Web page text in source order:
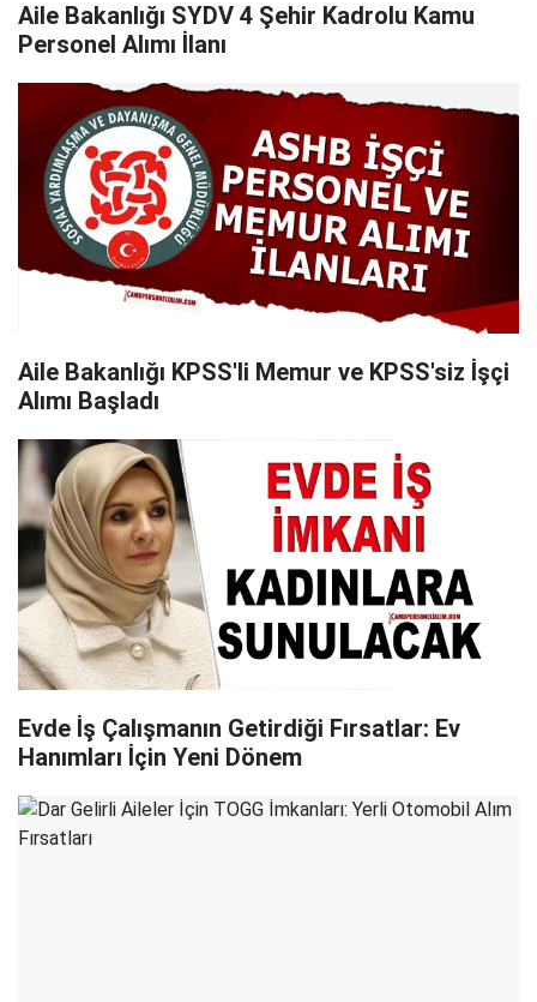
Aile Bakanlığı SYDV 4 Şehir Kadrolu Kamu
Personel Alımı İlanı
Aile Bakanlığı KPSS'li Memur ve KPSS'siz İşçi
Alımı Başladı
Evde İş Çalışmanın Getirdiği Fırsatlar: Ev
Hanımları İçin Yeni Dönem